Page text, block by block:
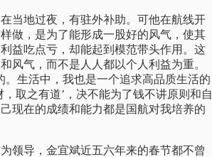
当地过夜，有驻外补助。可他在航线开
做，是为了能形成一股好的风气，使其
益吃点亏，却能起到模范带头作用。这
风气，而不是人人都以个人利益为重。
生活中，我也是一个追求高品质生活的
取之有道’，决不能为了钱不讲原则和自
现在的成绩和能力都是国航对我培养的
领导，金宜斌近五六年来的春节都不曾